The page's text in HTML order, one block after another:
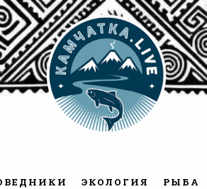
ЭКОЛОГИЯ РЫБА